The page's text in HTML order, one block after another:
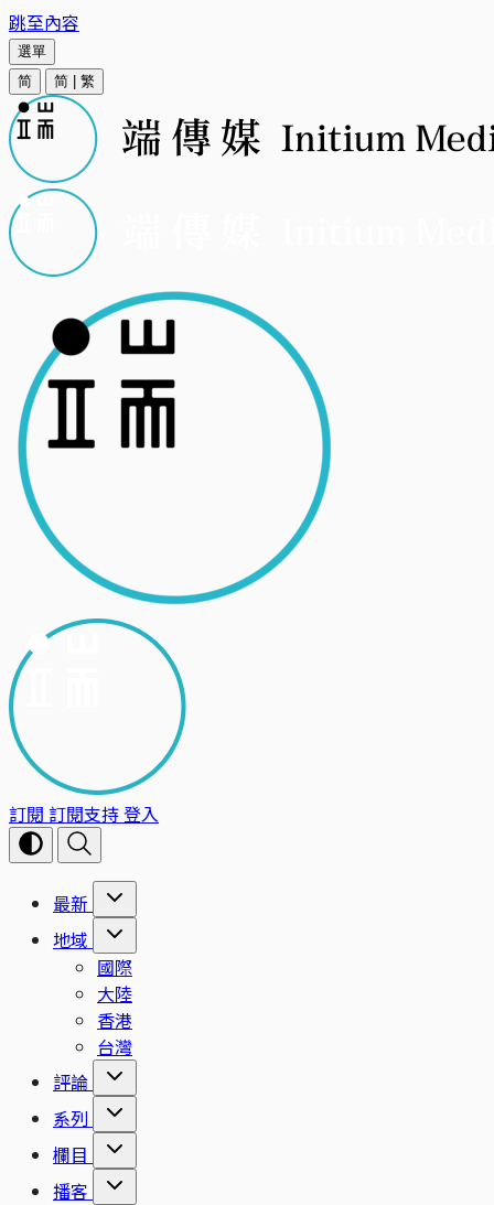
跳至內容
選單
简
简 繁
訂閱 訂閱支持登入
最新
地域
國際
大陸
香港
台灣
評論
系列
欄目
播客